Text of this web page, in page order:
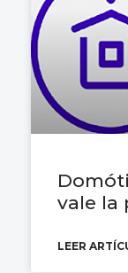
vale la
LEER